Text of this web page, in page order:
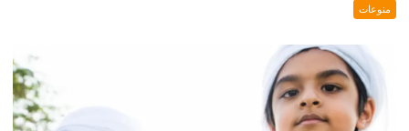
منوعات